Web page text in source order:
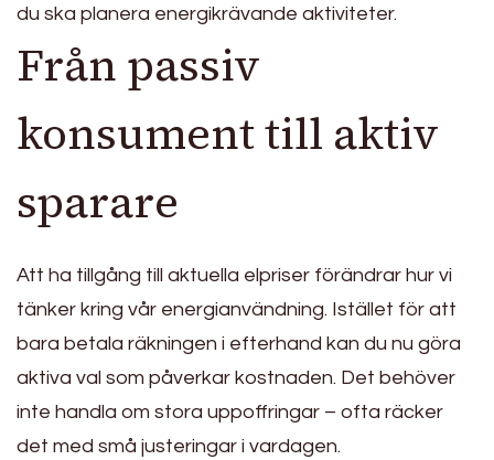
du ska planera energikrävande aktiviteter.
Från passiv
konsument till aktiv
sparare
Att ha tillgång till aktuella elpriser förändrar hur vi
tänker kring vår energianvändning. Istället för att
bara betala räkningen i efterhand kan du nu göra
aktiva val som påverkar kostnaden. Det behöver
inte handla om stora uppoffringar – ofta räcker
det med små justeringar i vardagen.